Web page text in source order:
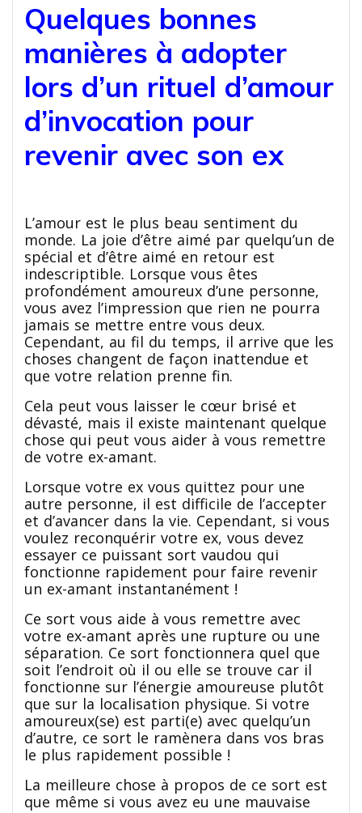
Quelques bonnes
manières à adopter
lors d’un rituel d’amour
d’invocation pour
revenir avec son ex
L’amour est le plus beau sentiment du
monde. La joie d’être aimé par quelqu’un de
spécial et d’être aimé en retour est
indescriptible. Lorsque vous êtes
profondément amoureux d’une personne,
vous avez l’impression que rien ne pourra
jamais se mettre entre vous deux.
Cependant, au fil du temps, il arrive que les
choses changent de façon inattendue et
que votre relation prenne fin.
Cela peut vous laisser le cœur brisé et
dévasté, mais il existe maintenant quelque
chose qui peut vous aider à vous remettre
de votre ex-amant.
Lorsque votre ex vous quittez pour une
autre personne, il est difficile de l’accepter
et d’avancer dans la vie. Cependant, si vous
voulez reconquérir votre ex, vous devez
essayer ce puissant sort vaudou qui
fonctionne rapidement pour faire revenir
un ex-amant instantanément !
Ce sort vous aide à vous remettre avec
votre ex-amant après une rupture ou une
séparation. Ce sort fonctionnera quel que
soit l’endroit où il ou elle se trouve car il
fonctionne sur l’énergie amoureuse plutôt
que sur la localisation physique. Si votre
amoureux(se) est parti(e) avec quelqu’un
d’autre, ce sort le ramènera dans vos bras
le plus rapidement possible !
La meilleure chose à propos de ce sort est
que même si vous avez eu une mauvaise